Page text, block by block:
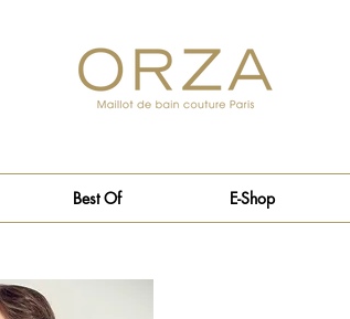
Best Of E-Shop